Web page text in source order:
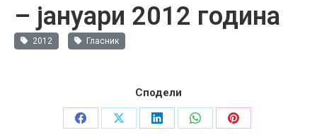
– јануари 2012 година
2012 Гласник
Сподели
Share
Share
Share
Share
Share